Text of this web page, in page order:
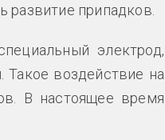
развитие припадков.
электрод,
воздействие на
В настоящее время